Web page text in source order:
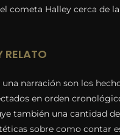
cometa Halley cerca de
RELATO
narración son los
en orden
también una cantidad de
sobre como contar